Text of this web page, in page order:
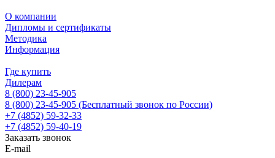
О компании
Дипломы и сертификаты
Методика
Информация
Где купить
Дилерам
8 (800) 23-45-905
8 (800) 23-45-905 (Бесплатный звонок по России)
+7 (4852) 59-32-33
+7 (4852) 59-40-19
Заказать звонок
E-mail